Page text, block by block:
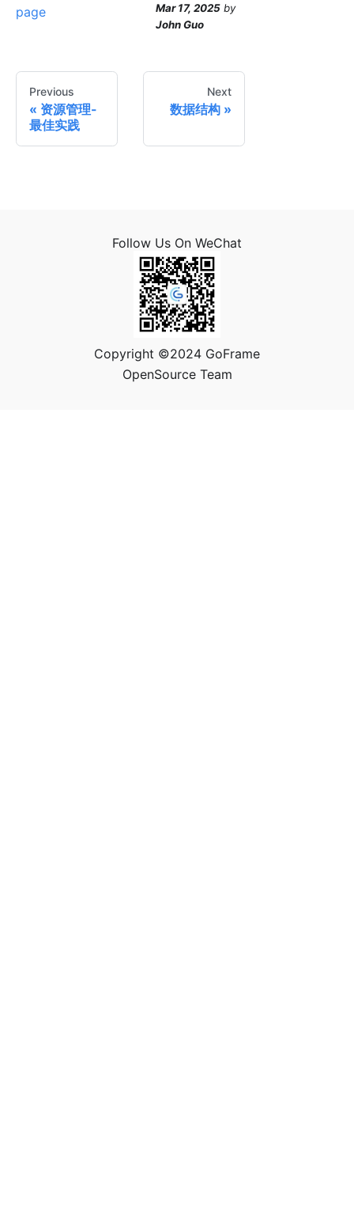
page
Mar 17, 2025 by
John Guo
Previous
资源管理-
最佳实践
Next
数据结构
Follow Us On WeChat
Copyright ©2024 GoFrame
OpenSource Team